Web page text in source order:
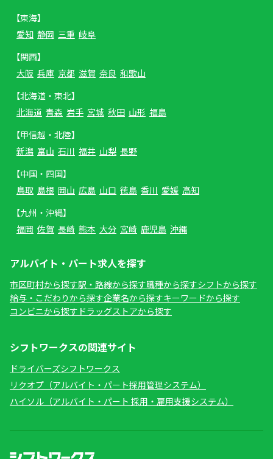
【東海】
愛知 静岡 三重 岐阜
【関西】
大阪 兵庫 京都 滋賀 奈良 和歌山
【北海道・東北】
北海道 青森 岩手 宮城 秋田 山形 福島
【甲信越・北陸】
新潟 富山 石川 福井 山梨 長野
【中国・四国】
鳥取 島根 岡山 広島 山口 徳島 香川 愛媛 高知
【九州・沖縄】
福岡 佐賀 長崎 熊本 大分 宮崎 鹿児島 沖縄
アルバイト・パート求人を探す
市区町村から探す駅・路線から探す職種から探すシフトから探す
給与・こだわりから探す企業名から探すキーワードから探す
コンビニから探す ドラッグストアから探す
シフトワークスの関連サイト
ドライバーズシフトワークス
リクオプ（アルバイト・パート採用管理システム）
ハイソル（アルバイト・パート 採用・雇用支援システム）